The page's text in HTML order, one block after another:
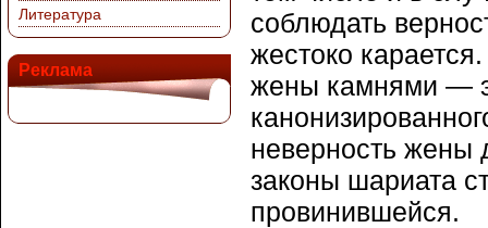
Литература
Реклама
соблюдать
жестоко
жены камнями —
неверность жены
законы шариата
провинившейся.